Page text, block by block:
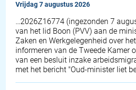
vrijdag 7 augustus 2026
… 2026Z16774 (ingezonden 7
van het lid Boon (PVV) aan de
Zaken en Werkgelegenheid over
informeren van de Tweede Kamer
van een besluit inzake
met het bericht "Oud-minister liet